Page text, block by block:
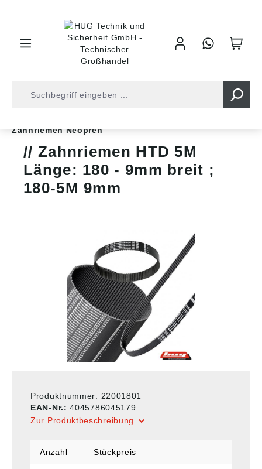
Zahnriemen Neopren
Zahnriemen HTD 5M
Länge: 180 - 9mm breit ;
180-5M 9mm
Produktnummer: 22001801
EAN-Nr.:4045786045179
Zur Produktbeschreibung
Anzahl Stückpreis